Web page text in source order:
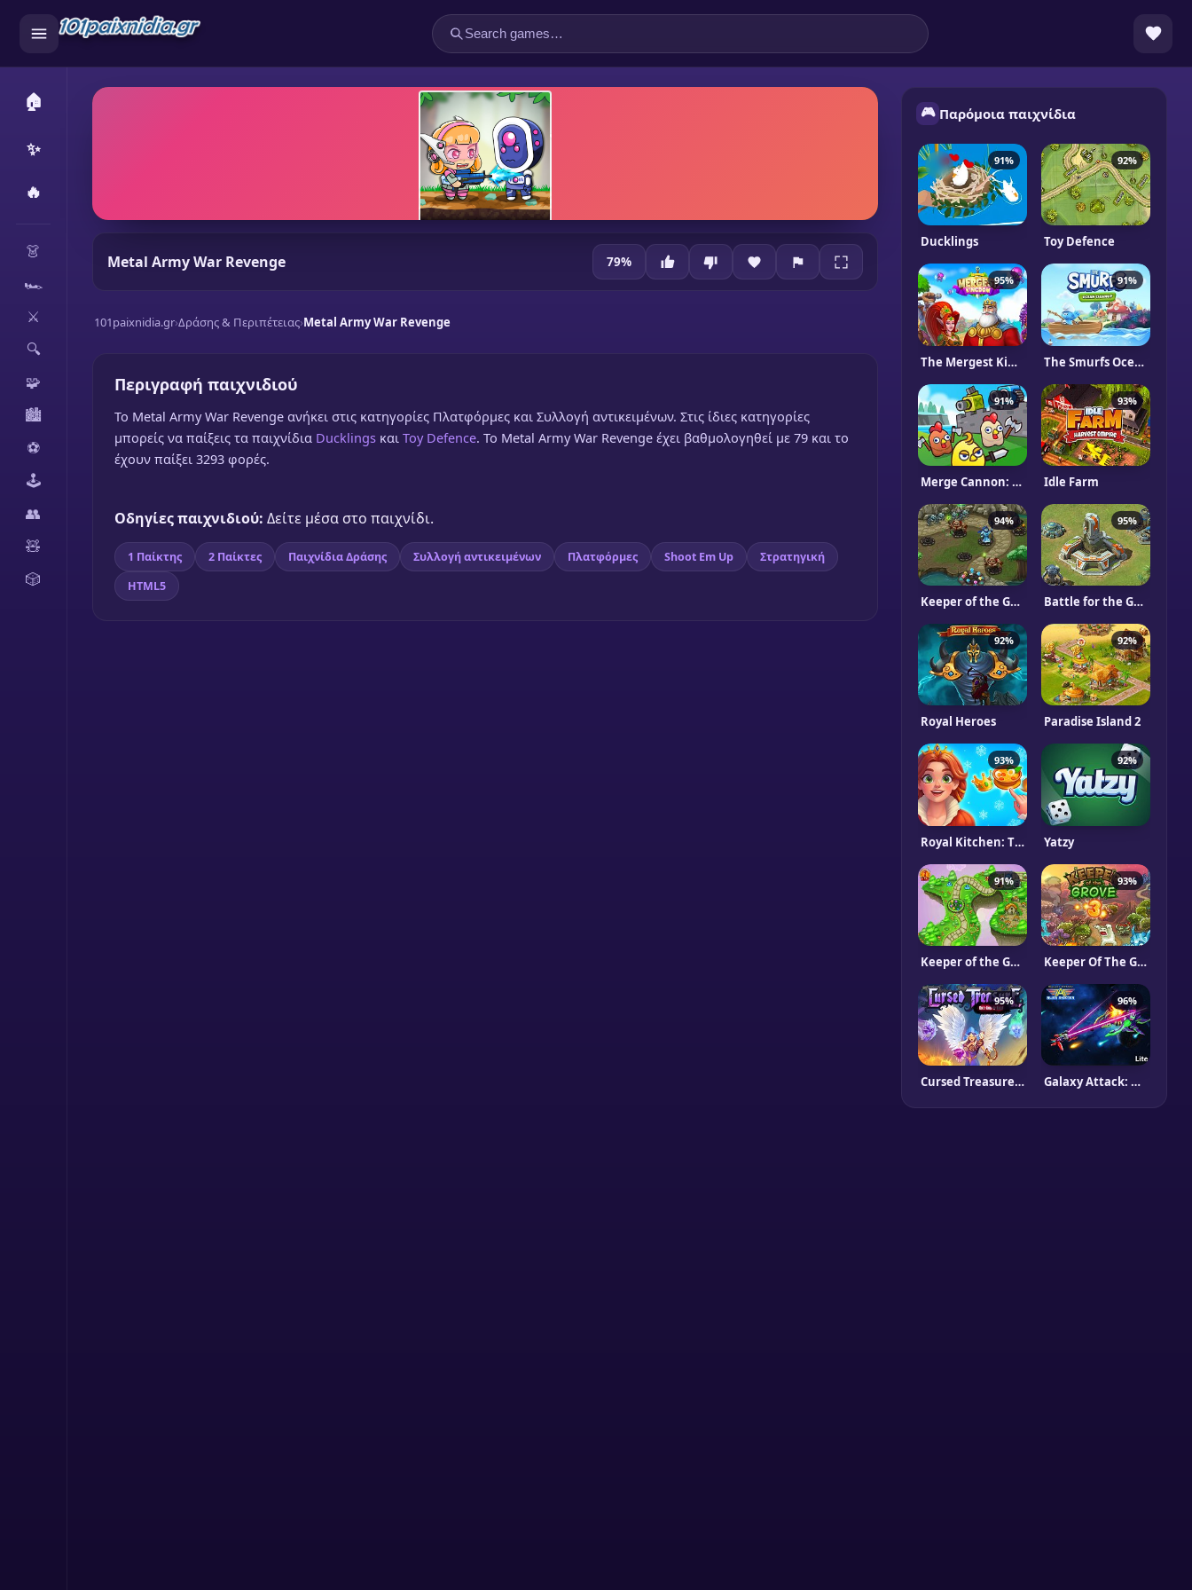
🏠
✨
🔥
👗
🏎️
⚔️
🔍
🧩
🏙️
⚽
🕹️
👥
🧸
🎲
Metal Army War Revenge 79%
101paixnidia.gr›Δράσης & Περιπέτειας›Metal Army War Revenge
Περιγραφή παιχνιδιού
To Metal Army War Revenge ανήκει στις κατηγορίες Πλατφόρμες και Συλλογή αντικειμένων. Στις ίδιες κατηγορίες
μπορείς να παίξεις τα παιχνίδια Ducklings και Toy Defence. Το Metal Army War Revenge έχει βαθμολογηθεί με 79 και το
έχουν παίξει 3293 φορές.
Οδηγίες παιχνιδιού: Δείτε μέσα στο παιχνίδι.
1 Παίκτης 2 Παίκτες Παιχνίδια Δράσης Συλλογή αντικειμένων Πλατφόρμες Shoot Em Up
Στρατηγική
HTML5
🎮 Παρόμοια παιχνίδια
91%
Ducklings
92%
Toy Defence
95%
The Mergest Kingdom
91%
The Smurfs Ocean Cleanup
91%
Merge Cannon: Chicken Defense
93%
Idle Farm
94%
Keeper of the Groove 2
95%
Battle for the Galaxy
92%
Royal Heroes
92%
Paradise Island 2
93%
Royal Kitchen: The Lost King
92%
Yatzy
91%
Keeper of the Grove
93%
Keeper Of The Grove 3
95%
Cursed Treasure 1½
96%
Galaxy Attack: Alien Shooter